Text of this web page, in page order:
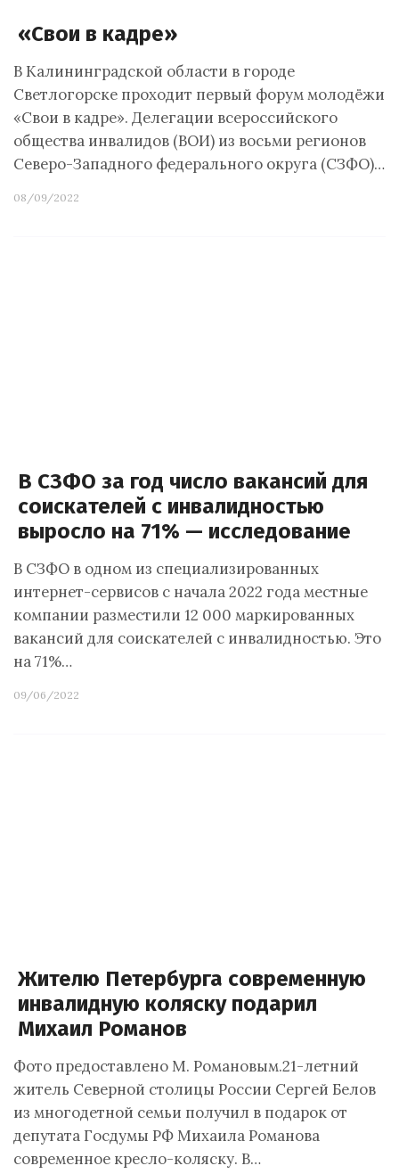
«Свои в кадре»
В Калининградской области в городе
Светлогорске проходит первый форум молодёжи
«Свои в кадре». Делегации всероссийского
общества инвалидов (ВОИ) из восьми регионов
Северо-Западного федерального округа (СЗФО)…
08/09/2022
В СЗФО за год число вакансий для
соискателей с инвалидностью
выросло на 71% — исследование
В СЗФО в одном из специализированных
интернет-сервисов с начала 2022 года местные
компании разместили 12 000 маркированных
вакансий для соискателей с инвалидностью. Это
на 71%…
09/06/2022
Жителю Петербурга современную
инвалидную коляску подарил
Михаил Романов
Фото предоставлено М. Романовым.21-летний
житель Северной столицы России Сергей Белов
из многодетной семьи получил в подарок от
депутата Госдумы РФ Михаила Романова
современное кресло-коляску. В…